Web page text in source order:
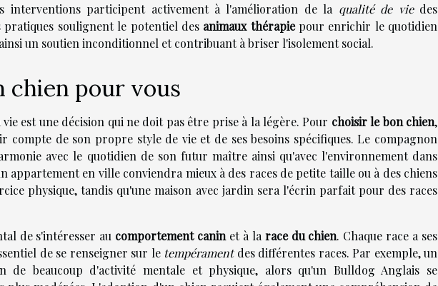
interventions participent activement à l'amélioration de la qualité de viedes
pratiques soulignent le potentiel des animaux thérapiepour enrichir le quotidien
un soutien inconditionnel et contribuant à briser l'isolement social.
chien pour vous
est une décision qui ne doit pas être prise à la légère. Pour choisir le bon chien,
compte de son propre style de vie et de ses besoins spécifiques. Le compagnon
avec le quotidien de son futur maître ainsi qu'avec l'environnement dans
appartement en ville conviendra mieux à des races de petite taille ou à des chiens
physique, tandis qu'une maison avec jardin sera l'écrin parfait pour des races
de s'intéresser au comportement canin et à la race du chien. Chaque race a ses
de se renseigner sur le tempéramentdes différentes races. Par exemple, un
de beaucoup d'activité mentale et physique, alors qu'un Bulldog Anglais se